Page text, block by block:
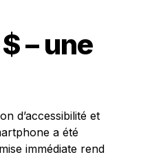
– une
d’accessibilité et
a été
immédiate rend